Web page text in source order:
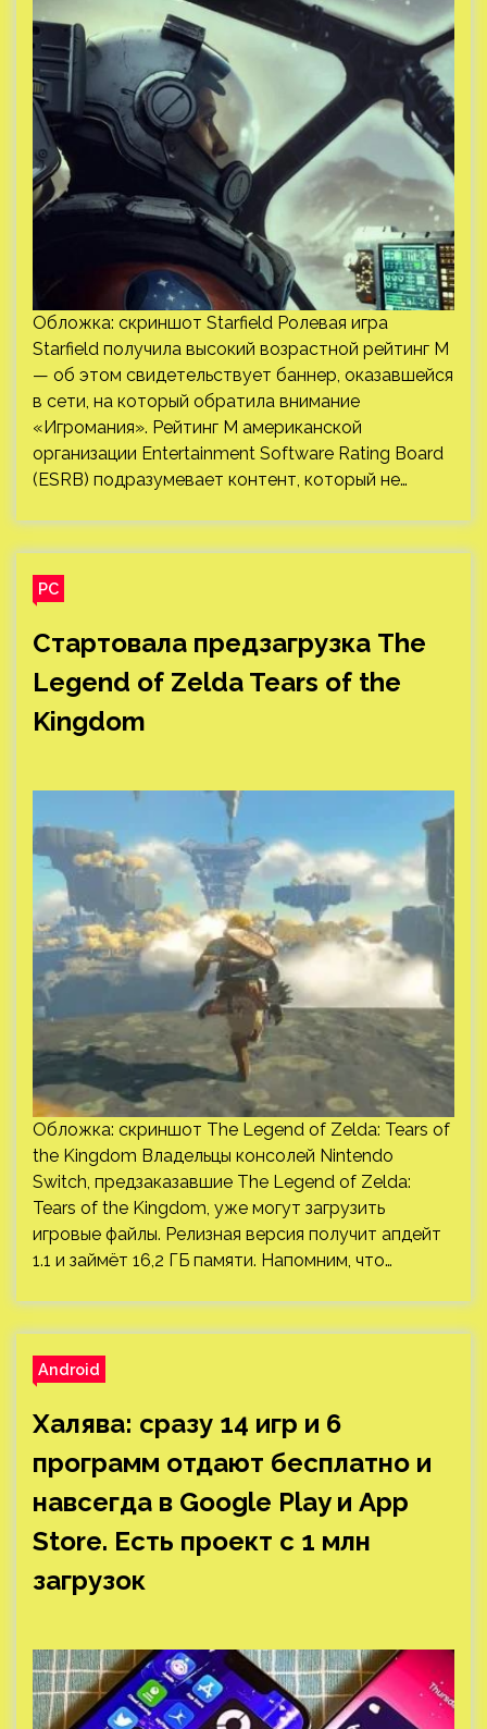
Обложка: скриншот Starfield Ролевая игра
Starfield получила высокий возрастной рейтинг M
— об этом свидетельствует баннер, оказавшейся
в сети, на который обратила внимание
«Игромания». Рейтинг M американской
организации Entertainment Software Rating Board
(ESRB) подразумевает контент, который не…
PC
Стартовала предзагрузка The
Legend of Zelda Tears of the
Kingdom
Обложка: скриншот The Legend of Zelda: Tears of
the Kingdom Владельцы консолей Nintendo
Switch, предзаказавшие The Legend of Zelda:
Tears of the Kingdom, уже могут загрузить
игровые файлы. Релизная версия получит апдейт
1.1 и займёт 16,2 ГБ памяти. Напомним, что…
Android
Халява: сразу 14 игр и 6
программ отдают бесплатно и
навсегда в Google Play и App
Store. Есть проект с 1 млн
загрузок